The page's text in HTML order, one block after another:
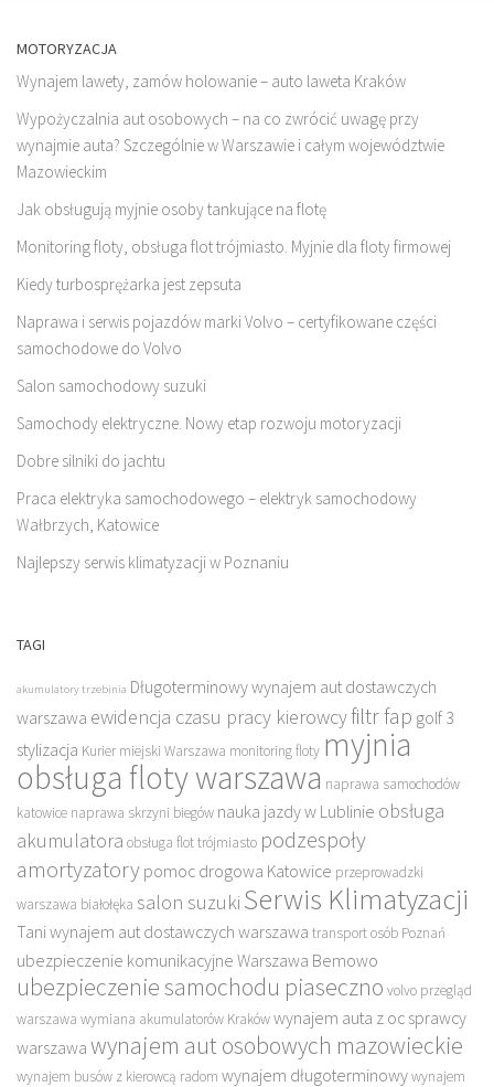
MOTORYZACJA
Wynajem lawety, zamów holowanie – auto laweta Kraków
Wypożyczalnia aut osobowych – na co zwrócić uwagę przy
wynajmie auta? Szczególnie w Warszawie i całym województwie
Mazowieckim
Jak obsługują myjnie osoby tankujące na flotę
Monitoring floty, obsługa flot trójmiasto. Myjnie dla floty firmowej
Kiedy turbosprężarka jest zepsuta
Naprawa i serwis pojazdów marki Volvo – certyfikowane części
samochodowe do Volvo
Salon samochodowy suzuki
Samochody elektryczne. Nowy etap rozwoju motoryzacji
Dobre silniki do jachtu
Praca elektryka samochodowego – elektryk samochodowy
Wałbrzych, Katowice
Najlepszy serwis klimatyzacji w Poznaniu
TAGI
akumulatory trzebinia Długoterminowy wynajem aut dostawczych
warszawa ewidencja czasu pracy kierowcyfiltr fap golf 3
stylizacja Kurier miejski Warszawa monitoring floty myjnia
obsługa floty warszawa naprawa samochodów
katowice naprawa skrzyni biegów nauka jazdy w Lublinie obsługa
akumulatora obsługa flot trójmiasto podzespoły
amortyzatory pomoc drogowa Katowice przeprowadzki
warszawa białołęka salon suzuki Serwis Klimatyzacji
Tani wynajem aut dostawczych warszawa transport osób Poznań
ubezpieczenie komunikacyjne Warszawa Bemowo
ubezpieczenie samochodu piaseczno volvo przegląd
warszawa wymiana akumulatorów Krakówwynajem auta z oc sprawcy
warszawa wynajem aut osobowych mazowieckie
wynajem busów z kierowcą radom wynajem długoterminowywynajem